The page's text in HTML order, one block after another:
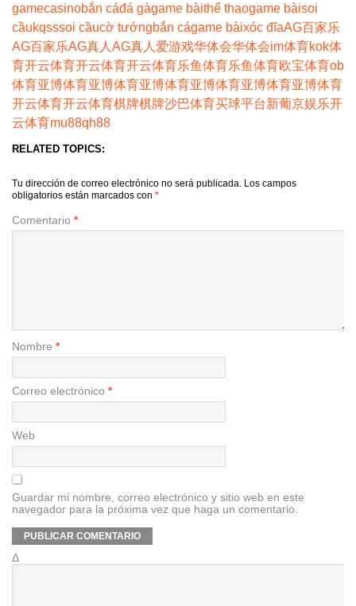
gamecasinobắn cáđá gàgame bàithể thaogame bàisoi
cầukqsssoi cầucờ tướngbắn cágame bàixóc đĩaAG百家乐
AG百家乐AG真人 AG真人 爱游戏华体会华体会im体育kok体
育开云体育开云体育开云体育乐鱼体育乐鱼体育欧宝体育ob
体育亚博体育亚博体育亚博体育亚博体育亚博体育亚博体育
开云体育开云体育棋牌棋牌沙巴体育买球平台新葡京娱乐开
云体育mu88qh88
RELATED TOPICS:
Tu dirección de correo electrónico no será publicada. Los campos
obligatorios están marcados con *
Comentario *
Nombre *
Correo electrónico *
Web
Guardar mi nombre, correo electrónico y sitio web en este
navegador para la próxima vez que haga un comentario.
Δ